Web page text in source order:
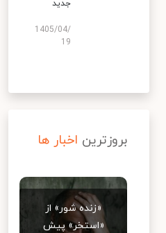
جدید
1405/04/
19
بروزترین اخبار ها
«زنده شور» از
«استخر» پیش